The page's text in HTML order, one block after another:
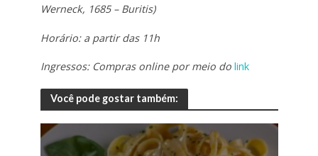
Werneck, 1685 – Buritis)
Horário: a partir das 11h
Ingressos: Compras online por meio do link
Você pode gostar também: